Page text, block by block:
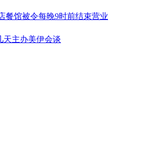
餐馆被令每晚9时前结束营业
天主办美伊会谈